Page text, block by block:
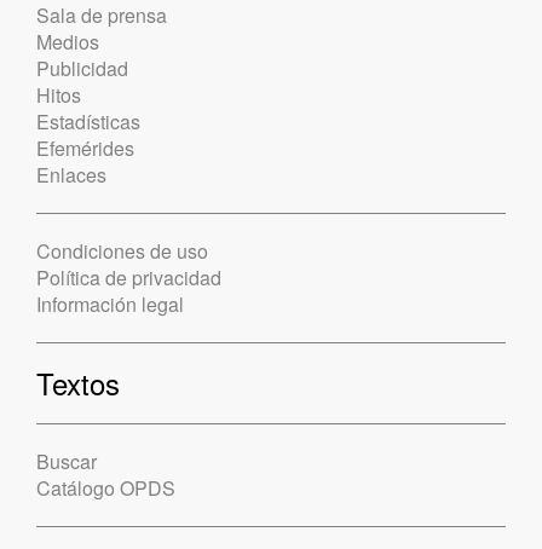
Sala de prensa
Medios
Publicidad
Hitos
Estadísticas
Efemérides
Enlaces
Condiciones de uso
Política de privacidad
Información legal
Textos
Buscar
Catálogo OPDS